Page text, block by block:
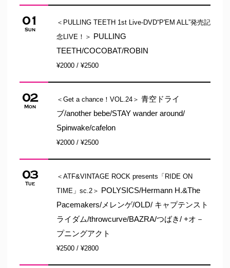
01
Sun
＜PULLING TEETH 1st Live-DVD“P'EM ALL”発売記
念LIVE！＞ PULLING
TEETH/COCOBAT/ROBIN
¥2000 / ¥2500
02
Mon
＜Get a chance！VOL.24＞ 青空ドライ
ブ/another bebe/STAY wander around/
Spinwake/cafelon
¥2000 / ¥2500
03
Tue
＜ATF&VINTAGE ROCK presents「RIDE ON
TIME」sc.2＞ POLYSICS/Hermann H.&The
Pacemakers/メレンゲ/OLD/ キャプテンスト
ライダム/throwcurve/BAZRA/つばき/ +オ－
プニングアクト
¥2500 / ¥2800